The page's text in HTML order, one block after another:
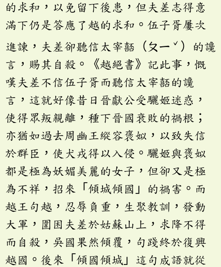
的求和，以免留下後患，但夫差志得意
滿下仍是答應了越的求和。伍子胥屢次
進諫，夫差卻聽信太宰嚭（ㄆㄧ ˇ ）的讒
言，賜其自殺。《越絕書》記此事，慨
嘆夫差不信伍子胥而聽信太宰嚭的讒
言，這就好像昔日晉獻公受驪姬迷惑，
使得眾叛親離，種下晉國衰敗的禍根；
亦猶如過去周幽王縱容褒姒，以致失信
於群臣，使犬戎得以入侵。驪姬與褒姒
都是極為妖媚美麗的女子，但卻又是極
為不祥，招來「傾城傾國」的禍害。而
越王句越，忍辱負重，生聚教訓，發動
大軍，圍困夫差於姑蘇山上，求降不得
而自殺，吳國果然傾覆，句踐終於復興
越國。後來「傾國傾城」這句成語就從